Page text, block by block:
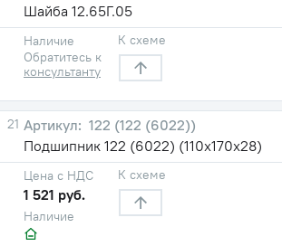
Шайба 12.65Г.05
Наличие
Обратитесь к
консультанту
К схеме
21
122 (122 (6022))
Подшипник 122 (6022) (110х170х28)
Наличие
Цена с НДС
1 521 руб.
К схеме